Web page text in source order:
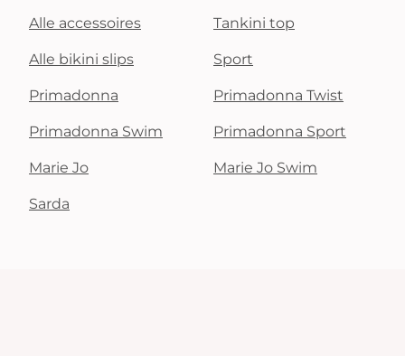
Alle accessoires Tankini top
Alle bikini slips Sport
Primadonna Primadonna Twist
Primadonna Swim Primadonna Sport
Marie Jo Marie Jo Swim
Sarda